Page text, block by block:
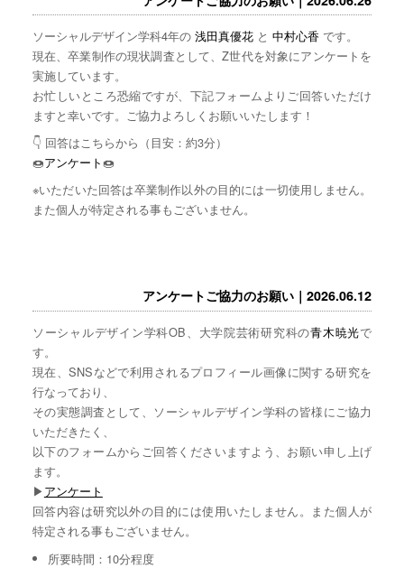
ソーシャルデザイン学科4年の 浅田真優花と 中村心香 です。
現在、卒業制作の現状調査として、Z世代を対象にアンケートを
実施しています。
お忙しいところ恐縮ですが、下記フォームよりご回答いただけ
ますと幸いです。ご協力よろしくお願いいたします！
👇 回答はこちらから（目安：約3分）
🍩アンケート🍩
※いただいた回答は卒業制作以外の目的には一切使用しません。
また個人が特定される事もございません。
アンケートご協力のお願い｜2026.06.12
ソーシャルデザイン学科OB、大学院芸術研究科の青木暁光で
す。
現在、SNSなどで利用されるプロフィール画像に関する研究を
行なっており、
その実態調査として、ソーシャルデザイン学科の皆様にご協力
いただきたく、
以下のフォームからご回答くださいますよう、お願い申し上げ
ます。
▶︎アンケート
回答内容は研究以外の目的には使用いたしません。また個人が
特定される事もございません。
所要時間：10分程度